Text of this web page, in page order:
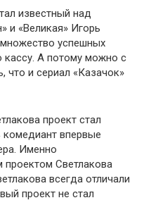
известный над
и «Великая» Игорь
успешных
А потому можно с
что и сериал «Казачок»
проект стал
впервые
Именно
проектом Светлакова
всегда отличали
проект не стал